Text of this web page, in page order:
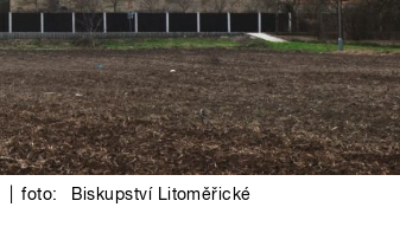
foto: Biskupství Litoměřické